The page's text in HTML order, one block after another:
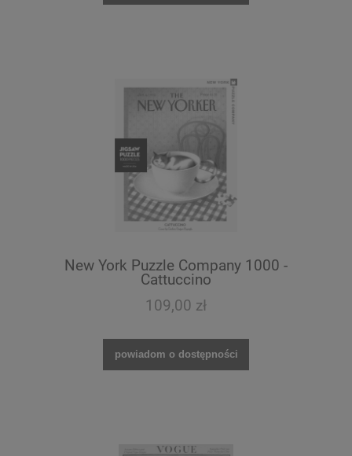
New York Puzzle Company 1000 -
Cattuccino
109,00 zł
powiadom o dostępności